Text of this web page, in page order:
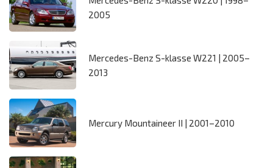
2005
Mercedes-Benz S-klasse W221 | 2005–
2013
Mercury Mountaineer II | 2001–2010